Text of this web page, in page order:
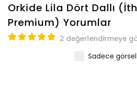
Orkide Lila Dört Dallı
Premium) Yorumlar
2 değerlendirmeye
Sadece